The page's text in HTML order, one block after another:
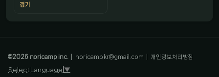
경기
©2026noricamp inc. noricamp.kr@gmail.com 개인정보처리방침
Select Language ▼